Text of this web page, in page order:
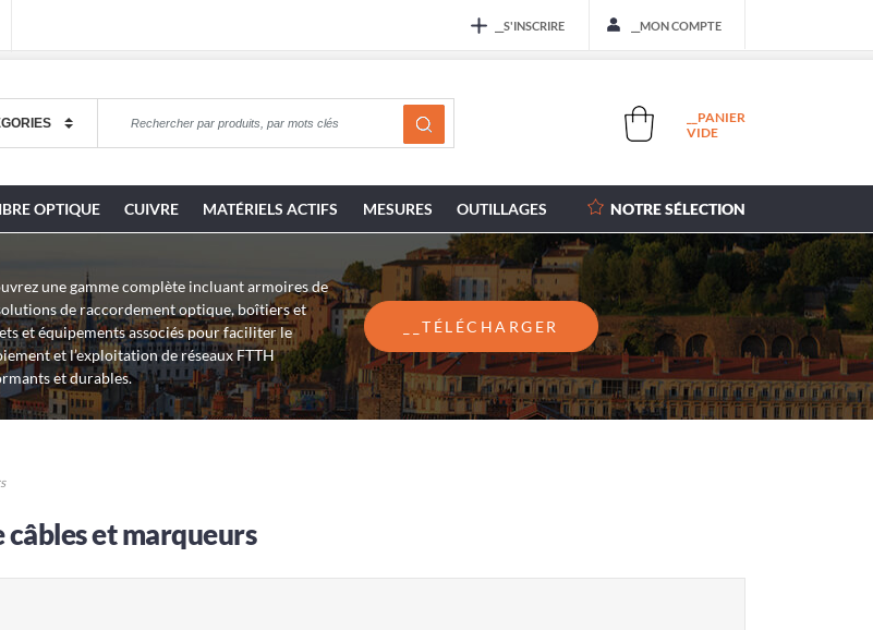
__S'INSCRIRE __MON COMPTE
__PANIER
VIDE
OPTIQUE CUIVRE MATÉRIELS ACTIFS MESURES OUTILLAGES NOTRE SÉLECTION
une gamme complète incluant armoires de
de raccordement optique, boîtiers et
et équipements associés pour faciliter le
et l’exploitation de réseaux FTTH
et durables.
__TÉLÉCHARGER
et marqueurs